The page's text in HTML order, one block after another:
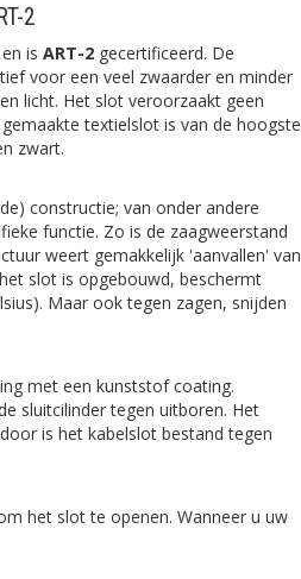
2
is ART-2 gecertificeerd. De
voor een veel zwaarder en minder
licht. Het slot veroorzaakt geen
textielslot is van de hoogste
zwart.
constructie; van onder andere
functie. Zo is de zaagweerstand
weert gemakkelijk 'aanvallen' van
slot is opgebouwd, beschermt
Maar ook tegen zagen, snijden
met een kunststof coating.
sluitcilinder tegen uitboren. Het
is het kabelslot bestand tegen
het slot te openen. Wanneer u uw